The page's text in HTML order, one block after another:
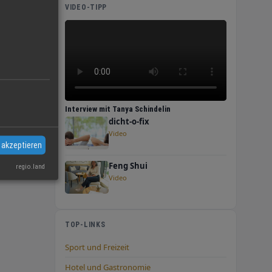
VIDEO-TIPP
Interview mit Tanya Schindelin
dicht-o-fix
Video
Feng Shui
Video
TOP-LINKS
Sport und Freizeit
Hotel und Gastronomie
regio.land